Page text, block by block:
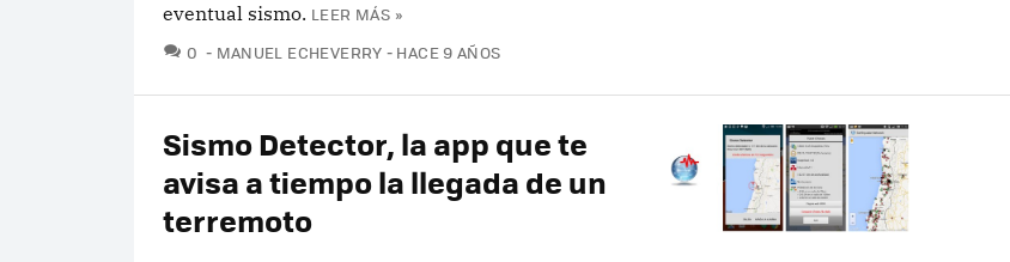
eventual sismo. LEER MÁS »
0 COMENTARIOS
MANUEL ECHEVERRY HACE 9 AÑOS
Sismo Detector, la app que te
avisa a tiempo la llegada de un
terremoto